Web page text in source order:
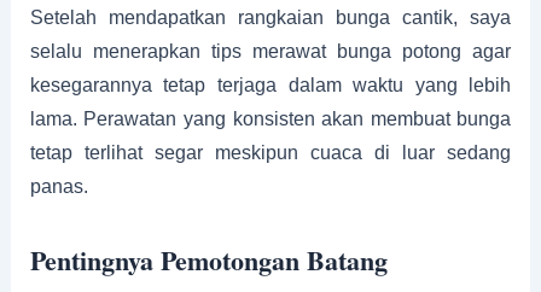
Setelah mendapatkan rangkaian bunga cantik, saya
selalu menerapkan tips merawat bunga potong agar
kesegarannya tetap terjaga dalam waktu yang lebih
lama. Perawatan yang konsisten akan membuat bunga
tetap terlihat segar meskipun cuaca di luar sedang
panas.
Pentingnya Pemotongan Batang